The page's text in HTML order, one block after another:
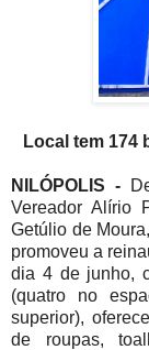
Local tem 174
NILÓPOLIS -
Vereador Alírio
Getúlio de
promoveu a
dia 4 de junho,
(quatro no
superior),
de roupas,